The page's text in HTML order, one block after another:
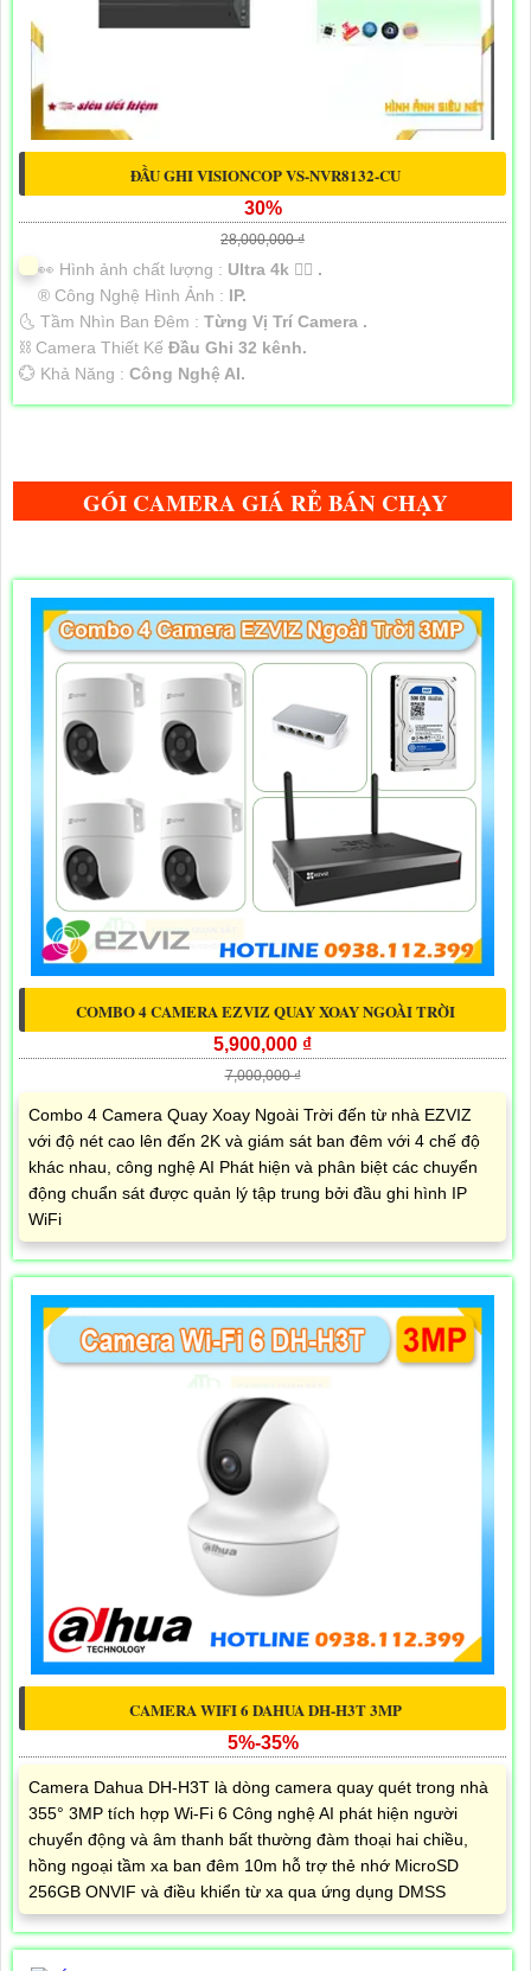
ĐẦU GHI VISIONCOP VS-NVR8132-CU
30%
28,000,000 ₫
️👀 Hình ảnh chất lượng : Ultra 4k 👍🏾 .
®️ Công Nghệ Hình Ảnh : IP.
🌜 Tầm Nhìn Ban Đêm : Từng Vị Trí Camera .
⛓ Camera Thiết Kế Đầu Ghi 32 kênh.
️💮 Khả Năng : Công Nghệ AI.
GÓI CAMERA GIÁ RẺ BÁN CHẠY
COMBO 4 CAMERA EZVIZ QUAY XOAY NGOÀI TRỜI
5,900,000 ₫
7,000,000 ₫
Combo 4 Camera Quay Xoay Ngoài Trời đến từ nhà EZVIZ
với độ nét cao lên đến 2K và giám sát ban đêm với 4 chế độ
khác nhau, công nghệ AI Phát hiện và phân biệt các chuyển
động chuẩn sát được quản lý tập trung bởi đầu ghi hình IP
WiFi
CAMERA WIFI 6 DAHUA DH-H3T 3MP
5%-35%
Camera Dahua DH-H3T là dòng camera quay quét trong nhà
355° 3MP tích hợp Wi-Fi 6 Công nghệ AI phát hiện người
chuyển động và âm thanh bất thường đàm thoại hai chiều,
hồng ngoại tầm xa ban đêm 10m hỗ trợ thẻ nhớ MicroSD
256GB ONVIF và điều khiển từ xa qua ứng dụng DMSS